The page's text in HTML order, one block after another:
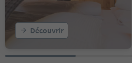
Découvrir